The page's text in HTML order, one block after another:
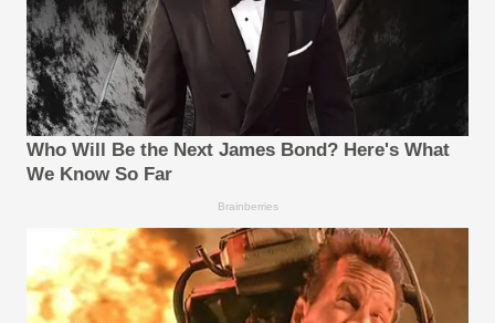
Who Will Be the Next James Bond? Here's What
We Know So Far
Brainberries